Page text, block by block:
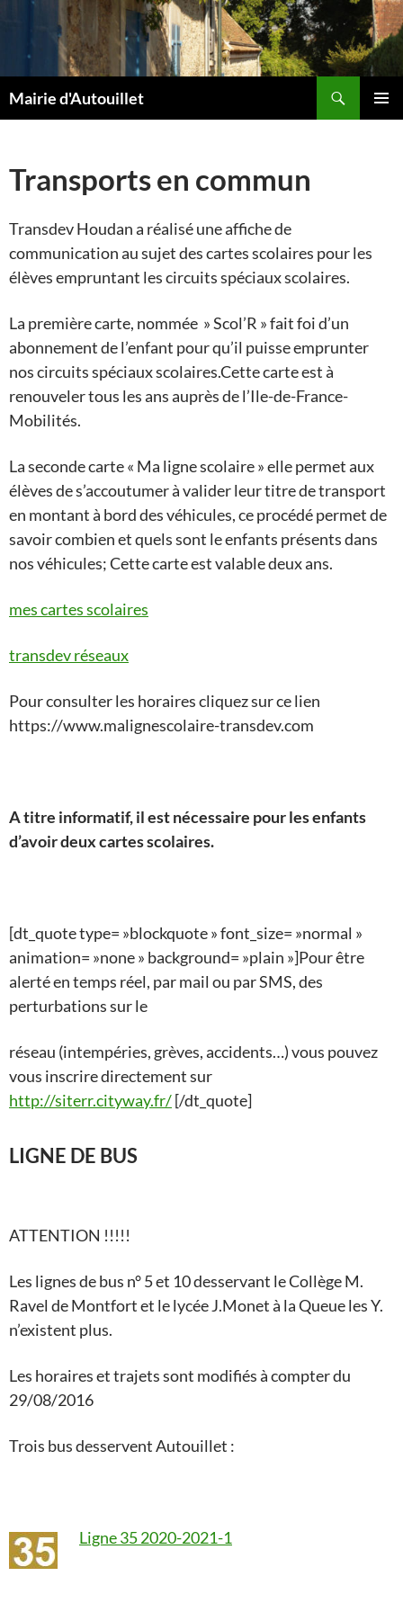
contenu
Mairie d'Autouillet
Transports en commun
Transdev Houdan a réalisé une affiche de
communication au sujet des cartes scolaires pour les
élèves empruntant les circuits spéciaux scolaires.
La première carte, nommée » Scol’R » fait foi d’un
abonnement de l’enfant pour qu’il puisse emprunter
nos circuits spéciaux scolaires.Cette carte est à
renouveler tous les ans auprès de l’Ile-de-France-
Mobilités.
La seconde carte « Ma ligne scolaire » elle permet aux
élèves de s’accoutumer à valider leur titre de transport
en montant à bord des véhicules, ce procédé permet de
savoir combien et quels sont le enfants présents dans
nos véhicules; Cette carte est valable deux ans.
mes cartes scolaires
transdev réseaux
Pour consulter les horaires cliquez sur ce lien
https://www.malignescolaire-transdev.com
A titre informatif, il est nécessaire pour les enfants
d’avoir deux cartes scolaires.
[dt_quote type= »blockquote » font_size= »normal »
animation= »none » background= »plain »]Pour être
alerté en temps réel, par mail ou par SMS, des
perturbations sur le
réseau (intempéries, grèves, accidents…) vous pouvez
vous inscrire directement sur
http://siterr.cityway.fr/[/dt_quote]
LIGNE DE BUS
ATTENTION !!!!!
Les lignes de bus n° 5 et 10 desservant le Collège M.
Ravel de Montfort et le lycée J.Monet à la Queue les Y.
n’existent plus.
Les horaires et trajets sont modifiés à compter du
29/08/2016
Trois bus desservent Autouillet :
Ligne 35 2020-2021-1